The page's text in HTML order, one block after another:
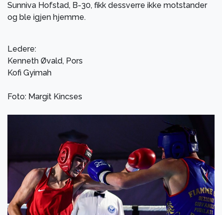
Sunniva Hofstad, B-30, fikk dessverre ikke motstander
og ble igjen hjemme.
Ledere:
Kenneth Øvald, Pors
Kofi Gyimah
Foto: Margit Kincses